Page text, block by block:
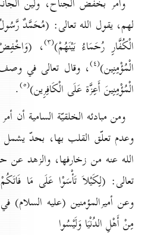
لهم، يقول الله تعالى: (مُحَمَّدٌ رَّسُولُ
الْكُفَّارِ رُحَمَاءُ بَيْنَهُمْ)(۳) ، (
الْمُؤْمِنِين)(٤) ، وقال تعالى في
الْمُؤْمِنِينَ أَعِزَّة عَلَى الْكَافِرِين)(٥) .
ومن مبادئه الخلقيّة السامية أن
وعدم تعلّق القلب بها، بحدّ
الله عنه من زخارفها، والزهد عن
تعالى: (لِكَيْلاَ تَأْسَوْا عَلَى مَا
وعن أميرالمؤمنين (عليه السلام)
مِنْ أَهْلِ الدُنْيَا وَلَيْسُوا